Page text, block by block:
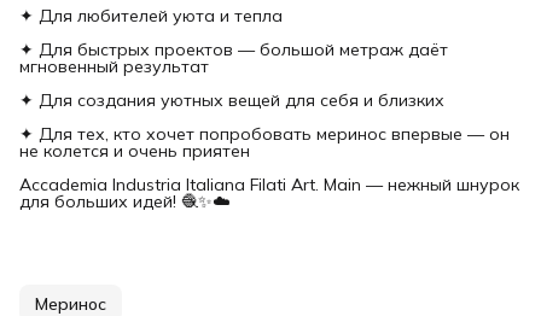
✦ Для любителей уюта и тепла
✦ Для быстрых проектов — большой метраж даёт
мгновенный результат
✦ Для создания уютных вещей для себя и близких
✦ Для тех, кто хочет попробовать меринос впервые — он
не колется и очень приятен
Accademia Industria Italiana Filati Art. Main — нежный шнурок
для больших идей! 🧶✨☁️
Меринос